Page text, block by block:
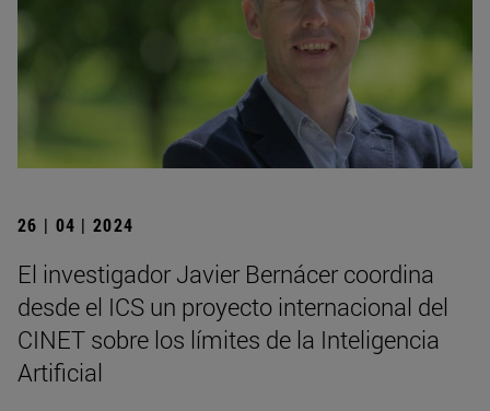
26 | 04 | 2024
El investigador Javier Bernácer coordina
desde el ICS un proyecto internacional del
CINET sobre los límites de la Inteligencia
Artificial